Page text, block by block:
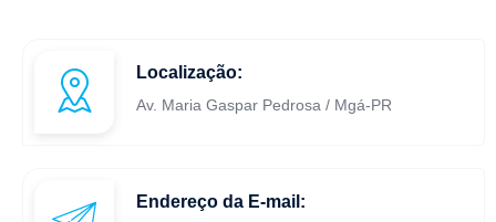
Localização:
Av. Maria Gaspar Pedrosa / Mgá-PR
Endereço da E-mail: